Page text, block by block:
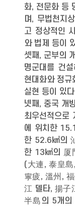
화, 전문화 등
며, 무법천지
고 정상적인
와 법제 등이
셋째, 군부의
명군대를 건
현대화와 정규
실현 등이 있
넷째, 중국 개
최우선적으로
에 위치한
한 52.6㎢의
한 13㎢의 厦
(大連, 泰皇
寧疲, 溫州,
江 델타, 揚子
半島의 5개의